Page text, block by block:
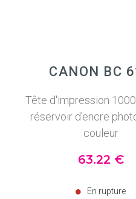
CANON BC
Tête d'impression
réservoir d'encre
couleur
63.22 €
En rupture